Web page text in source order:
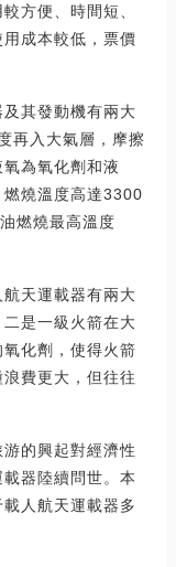
方便、時間短、
成本較低，票價
其發動機有兩大
再入大氣層，摩擦
為氧化劑和液
燒溫度高達3300
燃燒最高溫度
天運載器有兩大
是一級火箭在大
化劑，使得火箭
費更大，但往往
的興起對經濟性
器陸續問世。本
人航天運載器多